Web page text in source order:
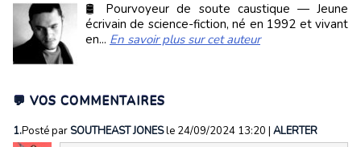
🛢️ Pourvoyeur de soute caustique — Jeune
écrivain de science-fiction, né en 1992 et vivant
en... En savoir plus sur cet auteur
💬 VOS COMMENTAIRES
1.Posté par SOUTHEAST JONESle 24/09/2024 13:20 | ALERTER